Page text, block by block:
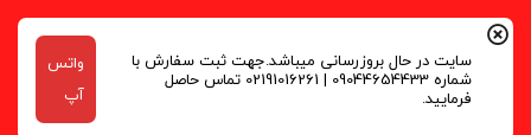
سایت در حال بروزرسانی میباشد.جهت ثبت سفارش با
شماره 09044654433 | 02191016261 تماس حاصل
فرمایید.
واتس
آپ